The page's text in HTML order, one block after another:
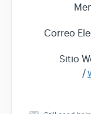
Correo
Sitio
/